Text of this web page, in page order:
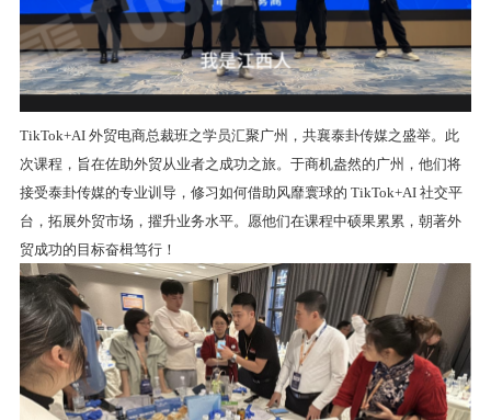
TikTok+AI 外贸电商总裁班之学员汇聚广州，共襄泰卦传媒之盛举。此
次课程，旨在佐助外贸从业者之成功之旅。于商机盎然的广州，他们将
接受泰卦传媒的专业训导，修习如何借助风靡寰球的 TikTok+AI 社交平
台，拓展外贸市场，擢升业务水平。愿他们在课程中硕果累累，朝著外
贸成功的目标奋楫笃行！